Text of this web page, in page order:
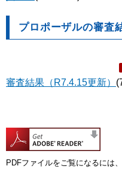
プロポーザルの審査
審査結果（R7.4.15更新）
PDFファイルをご覧になるには